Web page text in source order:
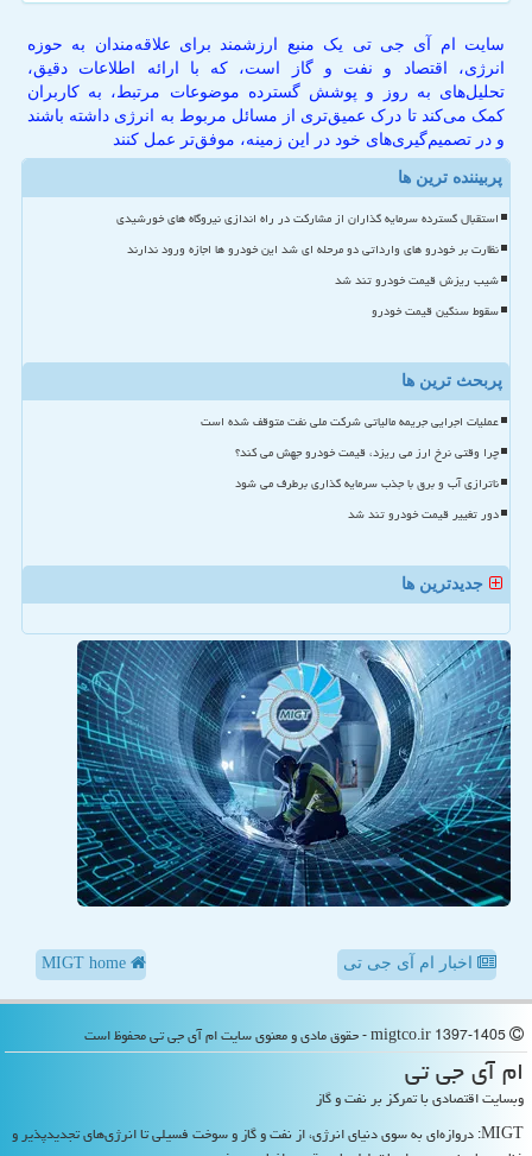
سایت ام آی جی تی یک منبع ارزشمند برای علاقه‌مندان به حوزه
انرژی، اقتصاد و نفت و گاز است، که با ارائه اطلاعات دقیق،
تحلیل‌های به روز و پوشش گسترده موضوعات مرتبط، به کاربران
کمک می‌کند تا درک عمیق‌تری از مسائل مربوط به انرژی داشته باشند
و در تصمیم‌گیری‌های خود در این زمینه، موفق‌تر عمل کنند
پربیننده ترین ها
استقبال گسترده سرمایه گذاران از مشارکت در راه اندازی نیروگاه های خورشیدی
نظارت بر خودرو های وارداتی دو مرحله ای شد این خودرو ها اجازه ورود ندارند
شیب ریزش قیمت خودرو تند شد
سقوط سنگین قیمت خودرو
پربحث ترین ها
عملیات اجرایی جریمه مالیاتی شرکت ملی نفت متوقف شده است
چرا وقتی نرخ ارز می ریزد، قیمت خودرو جهش می کند؟
ناترازی آب و برق با جذب سرمایه گذاری برطرف می شود
دور تغییر قیمت خودرو تند شد
جدیدترین ها
اخبار ام آی جی تی
ام آی جی تی
وبسایت اقتصادی با تمرکز بر نفت و گاز
MIGT: دروازه‌ای به سوی دنیای انرژی، از نفت و گاز و سوخت فسیلی تا انرژی‌های تجدیدپذیر و